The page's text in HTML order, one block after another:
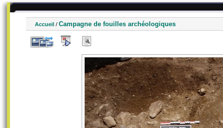
Accueil / Campagne de fouilles archéologiques